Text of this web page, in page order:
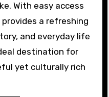
With easy access
a refreshing
and everyday life
destination for
yet culturally rich